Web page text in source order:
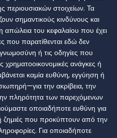
περιουσιακών στοιχείων. Τα
σημαντικούς κινδύνους και
του κεφαλαίου που έχει
που παρατίθενται εδώ δεν
ή τις οδηγίες που
χρηματοοικονομικές ανάγκες ή
καμία ευθύνη, εγγύηση ή
την ακρίβεια, την
πληρότητα των παρεχόμενων
οποιαδήποτε ευθύνη για
ζημιές που προκύπτουν από την
Για οποιαδήποτε